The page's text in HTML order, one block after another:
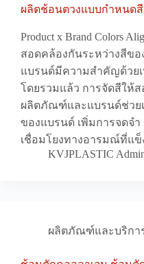
ผลิตช้อนตวงแบบกำหนดสี
Product x Brand Colors
สอดคล้องกันระหว่างสีข
แบรนด์มีความสำคัญด้วย
โดยรวมแล้ว การจัดสีให้
ผลิตภัณฑ์และแบรนด์ช่วย
ของแบรนด์ เพิ่มการจดจำ
เชื่อมโยงทางอารมณ์ที่แข็
KVJPLASTIC
ผลิตภัณฑ์และบริกา